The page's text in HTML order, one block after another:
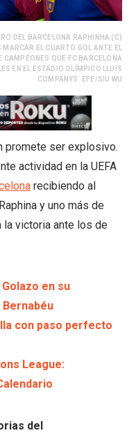
DEL BARCELONA RAPHINHA (C)
EL CUARTO GOL ANTE EL
CAMPEONES QUE FC BARCELONA
EN EL ESTADIO OLÍMPICO LLUIS
COMPANYS. EFE/SIU WU
promete ser explosivo.
actividad en la UEFA
recibiendo al
y uno más de
victoria ante los de
en su
con paso perfecto
League:
del